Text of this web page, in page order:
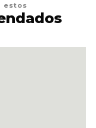
estos